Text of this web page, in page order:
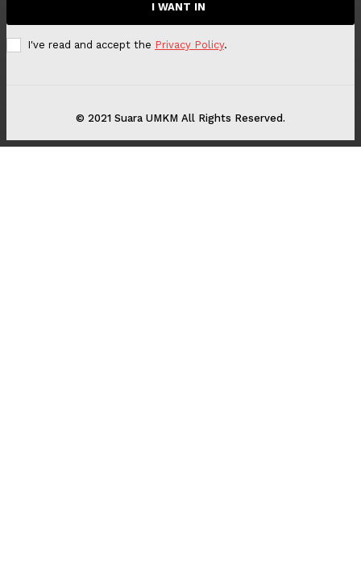
I WANT IN
I've read and accept the Privacy Policy.
© 2021 Suara UMKM All Rights Reserved.